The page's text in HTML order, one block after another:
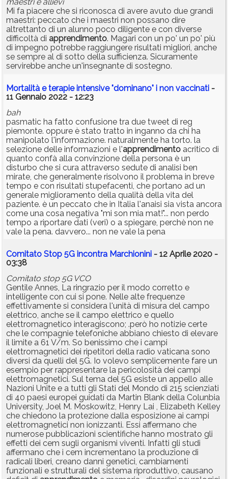
maestri e allievi
Mi fa piacere che si riconosca di avere avuto due grandi
maestri: peccato che i maestri non possano dire
altrettanto di un alunno poco diligente e con diverse
difficoltà di apprendimento. Magari con un po' un po' più
di impegno potrebbe raggiungere risultati migliori, anche
se sempre al di sotto della sufficienza. Sicuramente
servirebbe anche un'insegnante di sostegno.
Mortalità e terapie intensive "dominano" i non vaccinati -
11 Gennaio 2022 - 12:23
bah
pasmatic ha fatto confusione tra due tweet di reg
piemonte. oppure è stato tratto in inganno da chi ha
manipolato l'informazione. naturalmente ha torto. la
selezione delle informazioni e l'apprendimento acritico di
quanto confà alla convinzione della persona è un
disturbo che si cura attraverso sedute di analisi ben
mirate, che generalmente risolvono il problema in breve
tempo e con risultati stupefacenti, che portano ad un
generale miglioramento della qualità della vita del
paziente. è un peccato che in Italia l'anaisi sia vista ancora
come una cosa negativa "mi son mia mat!"... non perdo
tempo a riportare dati (veri) o a spiegare, perchè non ne
vale la pena. davvero... non ne vale la pena
Comitato Stop 5G incontra Marchionini - 12 Aprile 2020 -
03:38
Comitato stop 5G VCO
Gentile Annes, La ringrazio per il modo corretto e
intelligente con cui si pone. Nelle alte frequenze
effettivamente si considera l'unità di misura del campo
elettrico, anche se il campo elettrico e quello
elettromagnetico interagiscono; .però ho notizie certe
che le compagnie telefoniche abbiano chiesto di elevare
il limite a 61 V/m. So benissimo che i campi
elettromagnetici dei ripetitori della radio vaticana sono
diversi da quelli del 5G. Io volevo semplicemente fare un
esempio per rappresentare la pericolosità dei campi
elettromagnetici. Sul tema del 5G esiste un appello alle
Nazioni Unite e a tutti gli Stati del Mondo di 215 scienziati
di 40 paesi europei guidati da Martin Blank della Colunbia
University, Joel M. Moskowitz, Henry Lai , Elizabeth Kelley
che chiedono la protezione dalla esposizione ai campi
elettromagnetici non ionizzanti. Essi affermano che
numerose pubblicazioni scientifiche hanno mostrato gli
effetti dei cem sugli organismi viventi. Infatti gli studi
affermano che i cem incrementano la produzione di
radicali liberi, creano danni genetici, cambiamenti
funzionali e strutturali del sistema riproduttivo, causano